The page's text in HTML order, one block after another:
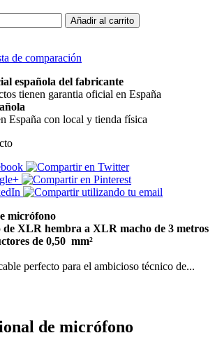
Añadir al carrito
de comparación
española del fabricante
tienen garantia oficial en España
España con local y tienda física
micrófono
de XLR hembra a XLR macho de 3 metros
de 0,50 mm²
perfecto para el ambicioso técnico de...
de micrófono